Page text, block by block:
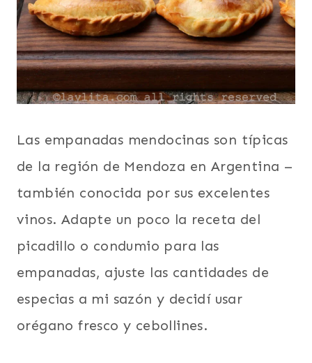
Las empanadas mendocinas son típicas
de la región de Mendoza en Argentina –
también conocida por sus excelentes
vinos. Adapte un poco la receta del
picadillo o condumio para las
empanadas, ajuste las cantidades de
especias a mi sazón y decidí usar
orégano fresco y cebollines.